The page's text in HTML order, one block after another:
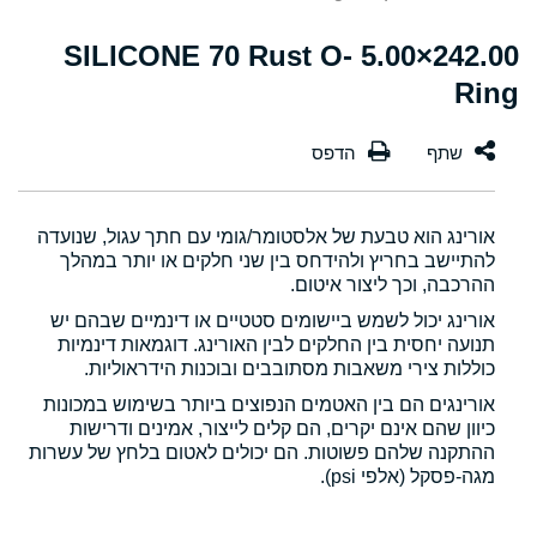
242.00×5.00 SILICONE 70 Rust O-
Ring
אורינג הוא טבעת של אלסטומר/גומי עם חתך עגול, שנועדה
להתיישב בחריץ ולהידחס בין שני חלקים או יותר במהלך
ההרכבה, וכך ליצור איטום.
אורינג יכול לשמש ביישומים סטטיים או דינמיים שבהם יש
תנועה יחסית בין החלקים לבין האורינג. דוגמאות דינמיות
כוללות צירי משאבות מסתובבים ובוכנות הידראוליות.
אורינגים הם בין האטמים הנפוצים ביותר בשימוש במכונות
כיוון שהם אינם יקרים, הם קלים לייצור, אמינים ודרישות
ההתקנה שלהם פשוטות. הם יכולים לאטום בלחץ של עשרות
מגה-פסקל (אלפי psi).